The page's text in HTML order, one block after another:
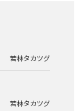
若林タカツグ
若林タカツグ